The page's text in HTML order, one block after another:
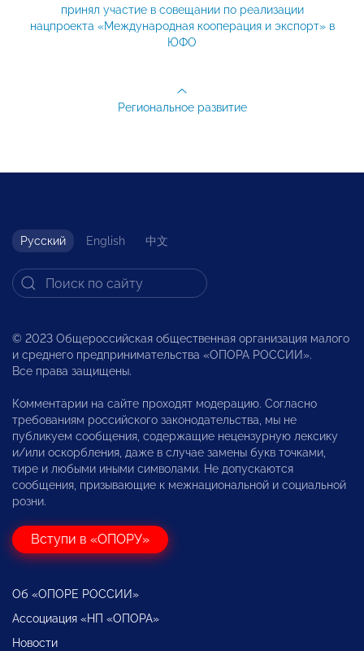
принял участие в совещании по реализации
нацпроекта «Международная кооперация и экспорт» в
ЮФО
Региональное развитие
Русский English 中文
© 2023 Общероссийская общественная организация малого
и среднего предпринимательства «ОПОРА РОССИИ».
Все права защищены.
Комментарии на сайте проходят модерацию. Согласно
требованиям российского законодательства, мы не
публикуем сообщения, содержащие нецензурную лексику
и/или оскорбления, даже в случае замены букв точками,
тире и любыми иными символами. Не допускаются
сообщения, призывающие к межнациональной и социальной
розни.
Вступи в «ОПОРУ»
Об «ОПОРЕ РОССИИ»
Ассоциация «НП «ОПОРА»
Новости